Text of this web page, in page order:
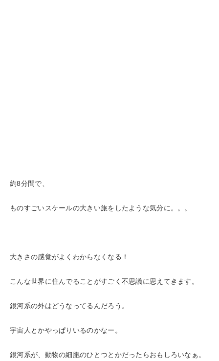
約8分間で、
ものすごいスケールの大きい旅をしたような気分に。。。
大きさの感覚がよくわからなくなる！
こんな世界に住んでることがすごく不思議に思えてきます。
銀河系の外はどうなってるんだろう。
宇宙人とかやっぱりいるのかなー。
銀河系が、動物の細胞のひとつとかだったらおもしろいなぁ。